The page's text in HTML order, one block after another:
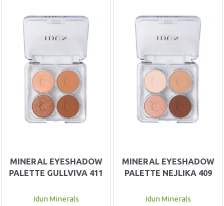
MINERAL EYESHADOW
PALETTE GULLVIVA 411
Idun Minerals
MINERAL EYESHADOW
PALETTE NEJLIKA 409
Idun Minerals